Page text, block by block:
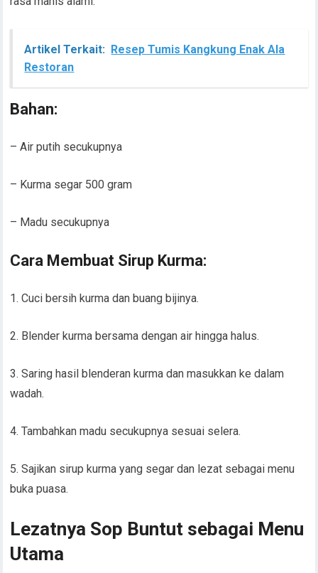
Artikel Terkait: Resep Tumis Kangkung Enak Ala
Restoran
Bahan:
– Air putih secukupnya
– Kurma segar 500 gram
– Madu secukupnya
Cara Membuat Sirup Kurma:
1. Cuci bersih kurma dan buang bijinya.
2. Blender kurma bersama dengan air hingga halus.
3. Saring hasil blenderan kurma dan masukkan ke dalam
wadah.
4. Tambahkan madu secukupnya sesuai selera.
5. Sajikan sirup kurma yang segar dan lezat sebagai menu
buka puasa.
Lezatnya Sop Buntut sebagai Menu
Utama